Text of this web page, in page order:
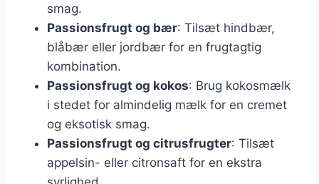
smag.
Passionsfrugt og bær: Tilsæt hindbær,
blåbær eller jordbær for en frugtagtig
kombination.
Passionsfrugt og kokos: Brug kokosmælk
i stedet for almindelig mælk for en cremet
og eksotisk smag.
Passionsfrugt og citrusfrugter: Tilsæt
appelsin- eller citronsaft for en ekstra